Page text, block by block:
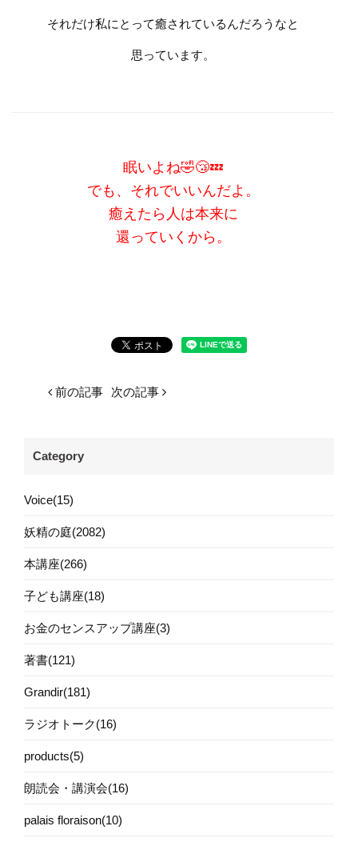
それだけ私にとって癒されているんだろうなと
思っています。
眠いよね🤣😴💤
でも、それでいいんだよ。
癒えたら人は本来に
還っていくから。
前の記事 次の記事
Category
Voice(15)
妖精の庭(2082)
本講座(266)
子ども講座(18)
お金のセンスアップ講座(3)
著書(121)
Grandir(181)
ラジオトーク(16)
products(5)
朗読会・講演会(16)
palais floraison(10)